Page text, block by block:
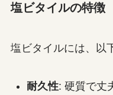
塩ビタイルの特徴
塩ビタイルには、以
耐久性: 硬質で丈